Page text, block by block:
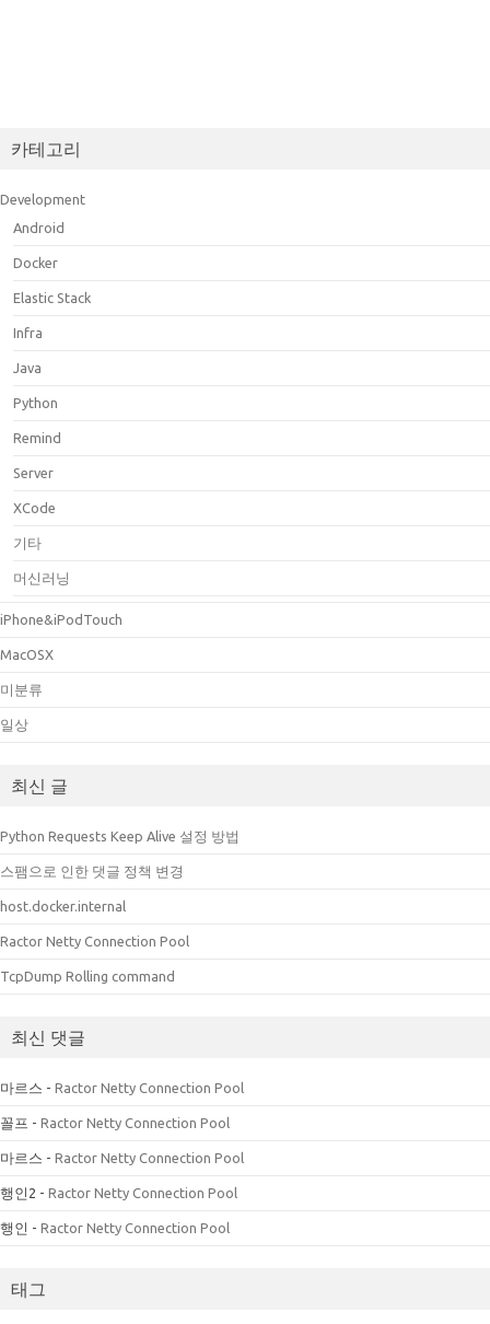
카테고리
Development
Android
Docker
Elastic Stack
Infra
Java
Python
Remind
Server
XCode
기타
머신러닝
iPhone&iPodTouch
MacOSX
미분류
일상
최신 글
Python Requests Keep Alive 설정 방법
스팸으로 인한 댓글 정책 변경
host.docker.internal
Ractor Netty Connection Pool
TcpDump Rolling command
최신 댓글
마르스 - Ractor Netty Connection Pool
꼴프 - Ractor Netty Connection Pool
마르스 - Ractor Netty Connection Pool
행인2 - Ractor Netty Connection Pool
행인 - Ractor Netty Connection Pool
태그